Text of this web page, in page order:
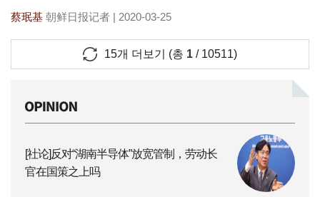
蔡珉基 朝鲜日报记者 | 2020-03-25
15개 더보기 (총 1 / 10511)
[社论]反对“湖南半导体”放宽管制，劳动长
官在国策之上吗